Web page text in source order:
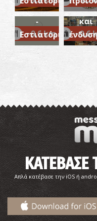
Φαρμακείο Τσιγγέλης
ΦΑΡΜΑΚΕΙΑ
~9.6 km
MODON
-
Εστιατόριο
~9.6
και
Απλά κατέβασε την iOS ή